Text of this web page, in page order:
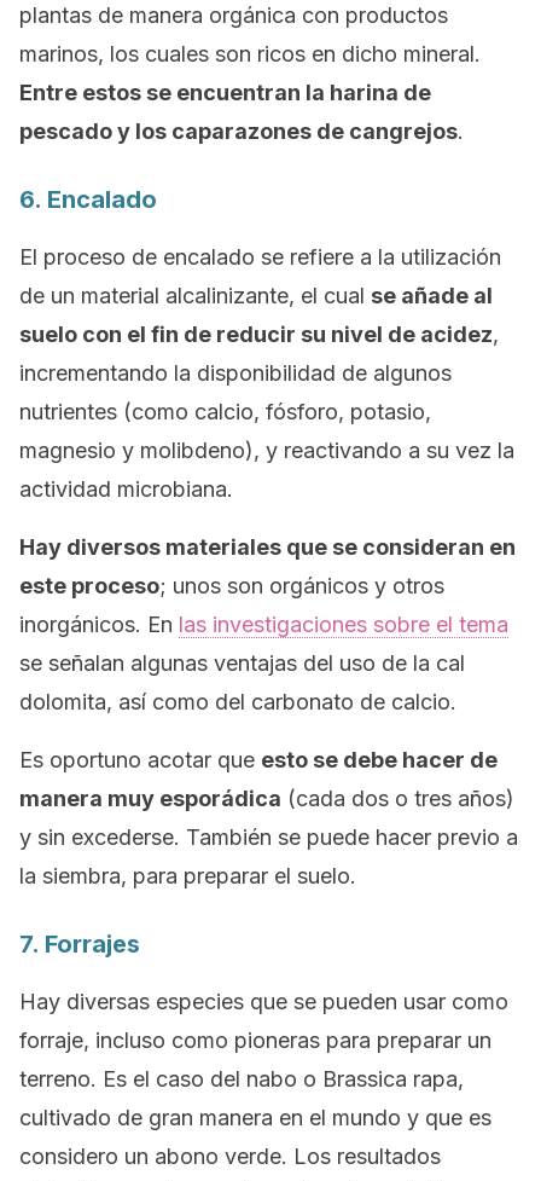
plantas de manera orgánica con productos
marinos, los cuales son ricos en dicho mineral.
Entre estos se encuentran la harina de
pescado y los caparazones de cangrejos.
6. Encalado
El proceso de encalado se refiere a la utilización
de un material alcalinizante, el cual se añade al
suelo con el fin de reducir su nivel de acidez,
incrementando la disponibilidad de algunos
nutrientes (como calcio, fósforo, potasio,
magnesio y molibdeno), y reactivando a su vez la
actividad microbiana.
Hay diversos materiales que se consideran en
este proceso; unos son orgánicos y otros
inorgánicos. En las investigaciones sobre el tema
se señalan algunas ventajas del uso de la cal
dolomita, así como del carbonato de calcio.
Es oportuno acotar que esto se debe hacer de
manera muy esporádica (cada dos o tres años)
y sin excederse. También se puede hacer previo a
la siembra, para preparar el suelo.
7. Forrajes
Hay diversas especies que se pueden usar como
forraje, incluso como pioneras para preparar un
terreno. Es el caso del nabo o Brassica rapa,
cultivado de gran manera en el mundo y que es
considero un abono verde. Los resultados